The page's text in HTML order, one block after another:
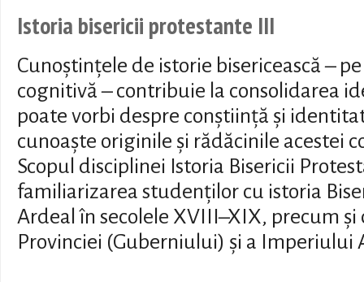
Istoria bisericii protestante III
Cunoștințele de istorie bisericească –
cognitivă – contribuie la consolidarea
poate vorbi despre conștiință și
cunoaște originile și rădăcinile acestei
Scopul disciplinei Istoria Bisericii
familiarizarea studenților cu istoria
Ardeal în secolele XVIII–XIX, precum
Provinciei (Guberniului) și a Imperiului